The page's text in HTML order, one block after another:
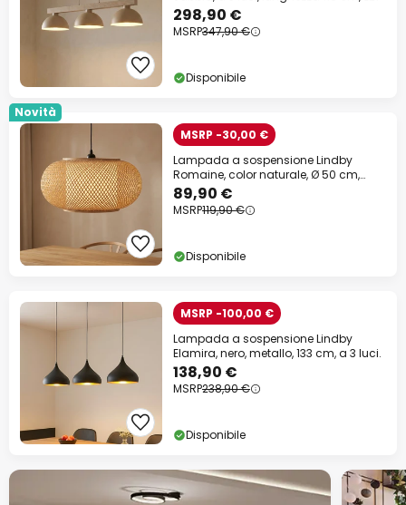
298,90 €
MSRP347,90 €
Disponibile
Novità
MSRP -30,00 €
Lampada a sospensione Lindby
Romaine, color naturale, Ø 50 cm,
bambù, E27
89,90 €
MSRP119,90 €
Disponibile
MSRP -100,00 €
Lampada a sospensione Lindby
Elamira, nero, metallo, 133 cm, a 3 luci.
138,90 €
MSRP238,90 €
Disponibile